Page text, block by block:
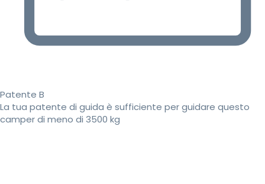
Patente B
La tua patente di guida è sufficiente per guidare questo
camper di meno di 3500 kg